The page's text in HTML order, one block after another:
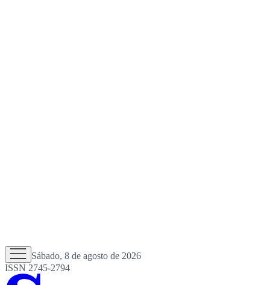
Sábado, 8 de agosto de 2026
ISSN 2745-2794